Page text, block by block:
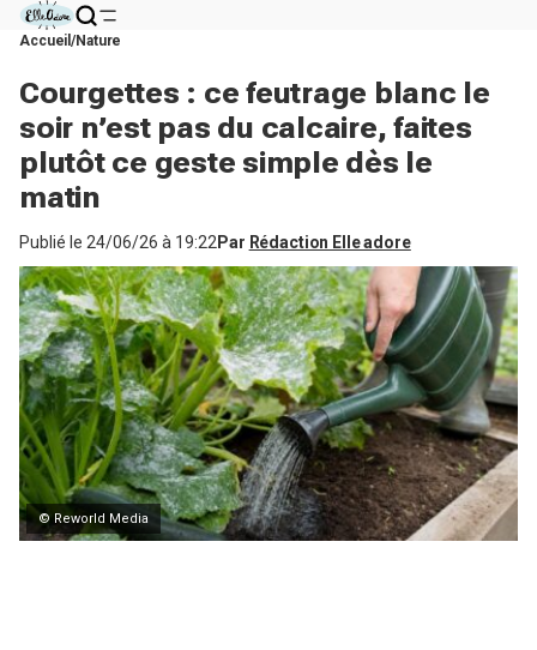
Accueil Nature
Courgettes : ce feutrage blanc le
soir n’est pas du calcaire, faites
plutôt ce geste simple dès le
matin
Publié le 24/06/26 à 19:22 Par Rédaction Elle adore
© Reworld Media